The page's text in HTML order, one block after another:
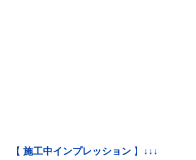
【 施工中インプレッション 】 ↓↓ ↓